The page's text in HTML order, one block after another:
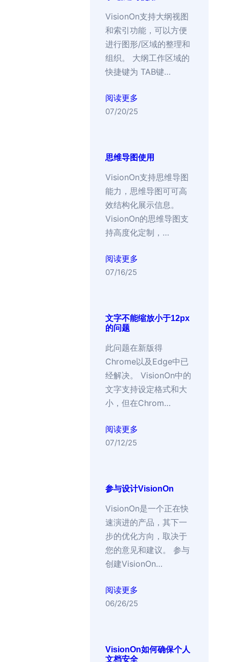
VisionOn支持大纲视图
和索引功能，可以方便
进行图形/区域的整理和
组织。 大纲工作区域的
快捷键为 TAB键…
阅读更多
07/20/25
思维导图使用
VisionOn支持思维导图
能力，思维导图可可高
效结构化展示信息。
VisionOn的思维导图支
持高度化定制，…
阅读更多
07/16/25
文字不能缩放小于12px
的问题
此问题在新版得
Chrome以及Edge中已
经解决。 VisionOn中的
文字支持设定格式和大
小，但在Chrom…
阅读更多
07/12/25
参与设计VisionOn
VisionOn是一个正在快
速演进的产品，其下一
步的优化方向，取决于
您的意见和建议。 参与
创建VisionOn…
阅读更多
06/26/25
VisionOn如何确保个人
文档安全